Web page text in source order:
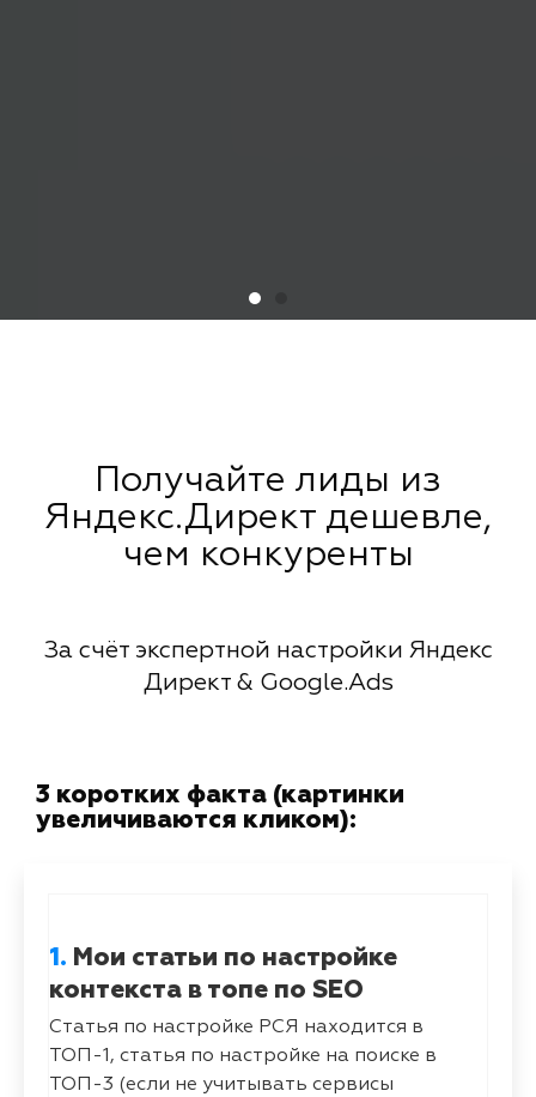
Получайте лиды из
Яндекс.Директ дешевле,
чем конкуренты
За счёт экспертной настройки Яндекс
Директ & Google.Ads
3 коротких факта (картинки
увеличиваются кликом):
1. Мои статьи по настройке
контекста в топе по SEO
Статья по настройке РСЯ находится в
ТОП-1, статья по настройке на поиске в
ТОП-3 (если не учитывать сервисы